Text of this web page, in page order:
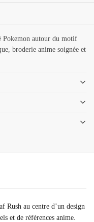
Pokemon autour du motif
broderie anime soignée et
Rush au centre d’un design
et de références anime.